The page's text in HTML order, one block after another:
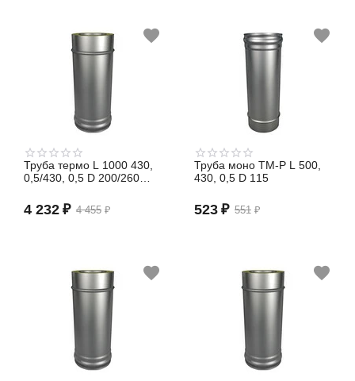
Труба термо L 1000 430,
0,5/430, 0,5 D 200/260
4 455 ₽
4 232 ₽
Труба моно TM-P L 500,
430, 0,5 D 115
551 ₽
523 ₽